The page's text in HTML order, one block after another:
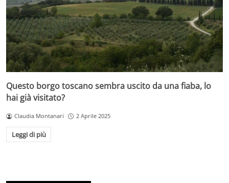
Questo borgo toscano sembra uscito da una fiaba, lo
hai già visitato?
Claudia Montanari 2 Aprile 2025
Leggi di più